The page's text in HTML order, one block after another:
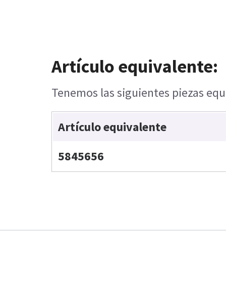
Artículo equivalente:
Tenemos las siguientes piezas
Artículo equivalente
5845656